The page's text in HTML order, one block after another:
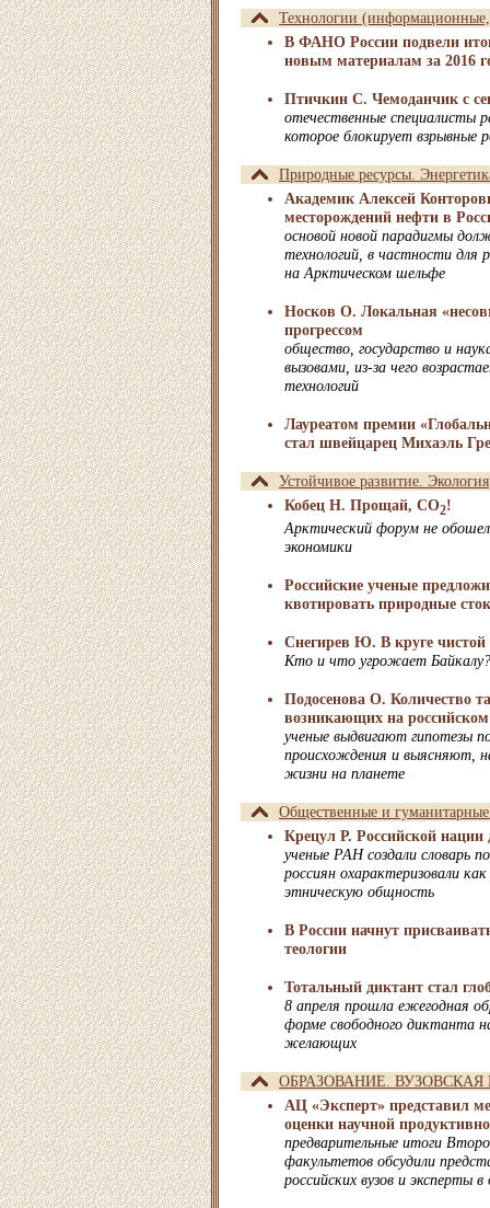
Технологии
В ФАНО России подвели
новым материалам за 2016
Птичкин С. Чемоданчик с
отечественные специалисты
которое блокирует взрывные
Природные ресурсы.
Академик Алексей
месторождений нефти в
основой новой парадигмы
технологий, в частности для
на Арктическом шельфе
Носков О. Локальная
прогрессом
общество, государство и
вызовами, из-за чего
технологий
Лауреатом премии
стал швейцарец Михаэль
Устойчивое развитие. Экология
Кобец Н. Прощай, СО2!
Арктический форум не обошел
экономики
Российские ученые
квотировать природные
Снегирев Ю. В круге
Кто и что угрожает Байкалу?
Подосенова О. Количество
возникающих на
ученые выдвигают гипотезы
происхождения и выясняют,
жизни на планете
Общественные и
Крецул Р. Российской нации
ученые РАН создали словарь
россиян охарактеризовали
этническую общность
В России начнут
теологии
Тотальный диктант стал
8 апреля прошла ежегодная
форме свободного диктанта
желающих
ОБРАЗОВАНИЕ. ВУЗОВСКАЯ
АЦ «Эксперт» представил
оценки научной
предварительные итоги
факультетов обсудили
российских вузов и эксперты